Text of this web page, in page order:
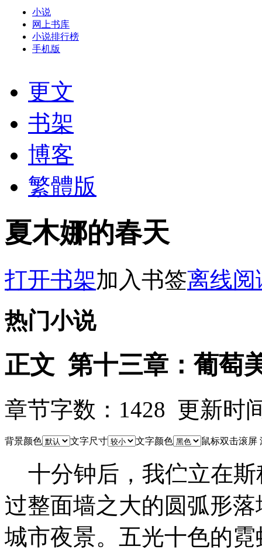
小说
网上书库
小说排行榜
手机版
更文
书架
博客
繁體版
夏木娜的春天
打开书架加入书签离线阅
热门小说
正文 第十三章：葡萄
章节字数：1428 更新时
背景颜色 文字尺寸 文字颜色 鼠标双击滚屏
十分钟后，我伫立在斯
过整面墙之大的圆弧形
城市夜景。五光十色的